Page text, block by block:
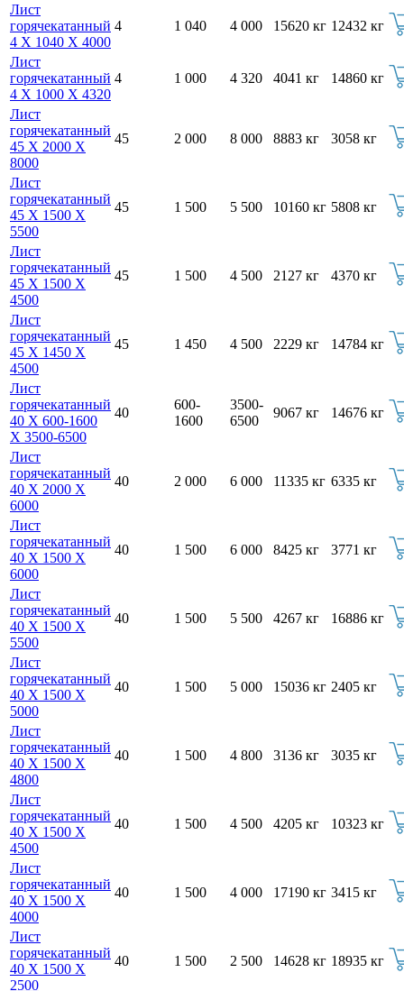
Лист
горячекатанный
4 Х 1040 Х 4000
4 1 040 4 000 15620 кг 12432 кг
Лист
горячекатанный
4 Х 1000 Х 4320
4 1 000 4 320 4041 кг 14860 кг
Лист
горячекатанный
45 Х 2000 Х
8000
45 2 000 8 000 8883 кг 3058 кг
Лист
горячекатанный
45 Х 1500 Х
5500
45 1 500 5 500 10160 кг 5808 кг
Лист
горячекатанный
45 Х 1500 Х
4500
45 1 500 4 500 2127 кг 4370 кг
Лист
горячекатанный
45 Х 1450 Х
4500
45 1 450 4 500 2229 кг 14784 кг
Лист
горячекатанный
40 Х 600-1600
Х 3500-6500
40
600-
1600
3500-
6500
9067 кг 14676 кг
Лист
горячекатанный
40 Х 2000 Х
6000
40 2 000 6 000 11335 кг 6335 кг
Лист
горячекатанный
40 Х 1500 Х
6000
40 1 500 6 000 8425 кг 3771 кг
Лист
горячекатанный
40 Х 1500 Х
5500
40 1 500 5 500 4267 кг 16886 кг
Лист
горячекатанный
40 Х 1500 Х
5000
40 1 500 5 000 15036 кг 2405 кг
Лист
горячекатанный
40 Х 1500 Х
4800
40 1 500 4 800 3136 кг 3035 кг
Лист
горячекатанный
40 Х 1500 Х
4500
40 1 500 4 500 4205 кг 10323 кг
Лист
горячекатанный
40 Х 1500 Х
4000
40 1 500 4 000 17190 кг 3415 кг
Лист
горячекатанный
40 Х 1500 Х
2500
40 1 500 2 500 14628 кг 18935 кг